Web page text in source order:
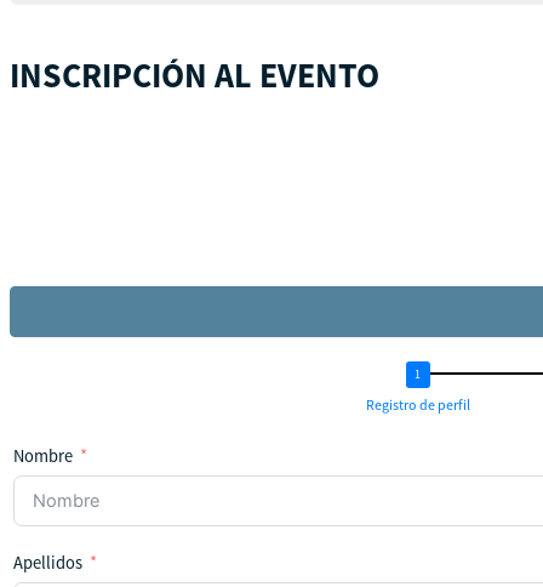
INSCRIPCIÓN AL EVENTO
Registro de perfil
Nombre
Apellidos